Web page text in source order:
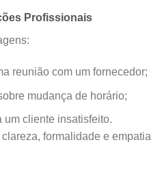
Profissionais
reunião com um fornecedor;
mudança de horário;
um cliente insatisfeito.
formalidade e empatia